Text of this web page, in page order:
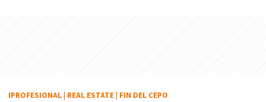
IPROFESIONAL REAL ESTATE FIN DEL CEPO